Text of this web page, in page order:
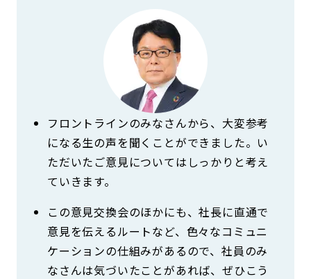
フロントラインのみなさんから、大変参考
になる生の声を聞くことができました。い
ただいたご意見についてはしっかりと考え
ていきます。
この意見交換会のほかにも、社長に直通で
意見を伝えるルートなど、色々なコミュニ
ケーションの仕組みがあるので、社員のみ
なさんは気づいたことがあれば、ぜひこう